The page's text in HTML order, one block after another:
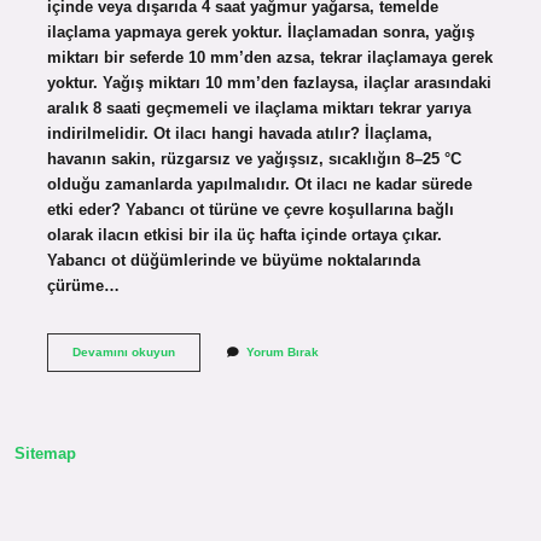
içinde veya dışarıda 4 saat yağmur yağarsa, temelde
ilaçlama yapmaya gerek yoktur. İlaçlamadan sonra, yağış
miktarı bir seferde 10 mm’den azsa, tekrar ilaçlamaya gerek
yoktur. Yağış miktarı 10 mm’den fazlaysa, ilaçlar arasındaki
aralık 8 saati geçmemeli ve ilaçlama miktarı tekrar yarıya
indirilmelidir. Ot ilacı hangi havada atılır? İlaçlama,
havanın sakin, rüzgarsız ve yağışsız, sıcaklığın 8–25 °C
olduğu zamanlarda yapılmalıdır. Ot ilacı ne kadar sürede
etki eder? Yabancı ot türüne ve çevre koşullarına bağlı
olarak ilacın etkisi bir ila üç hafta içinde ortaya çıkar.
Yabancı ot düğümlerinde ve büyüme noktalarında
çürüme…
Devamını okuyunOt
Yorum Bırak
Sitemap